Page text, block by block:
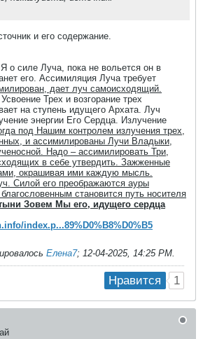
и его содержание.
о силе Луча, пока не вольется он в
его. Ассимиляция Луча требует
дает луч самоисходящий.
Трех и возгорание трех
на ступень идущего Архата. Луч
энергии Его Сердца. Излучение
под Нашим контролем излучения трех,
и ассимилированы Лучи Владыки,
Надо – ассимилировать Три,
в себе утвердить. Зажженные
окрашивая ими каждую мысль.
Силой его преображаются ауры
становится путь носителя
Зовем Мы его, идущего сердца
index.p...89%D0%B8%D0%B5
Елена7; 12-04-2025, 14:25 PM.
Нравится 1